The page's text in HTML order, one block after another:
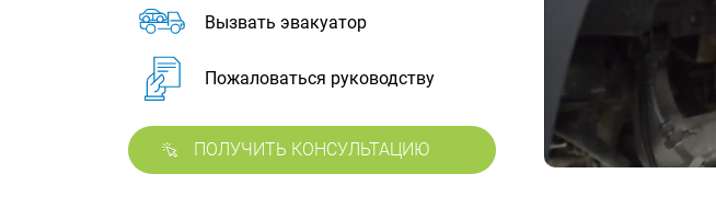
Вызвать эвакуатор
Пожаловаться руководству
ПОЛУЧИТЬ КОНСУЛЬТАЦИЮ